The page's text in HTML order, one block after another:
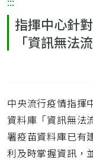
指揮中心針
「資訊無法
中央流行疫情指揮
資料庫「資訊無法
署疫苗資料庫已有
利及時掌握資訊，